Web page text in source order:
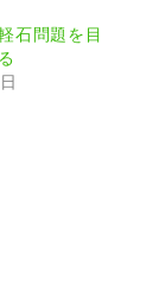
石問題を目
TOP
とは
シー